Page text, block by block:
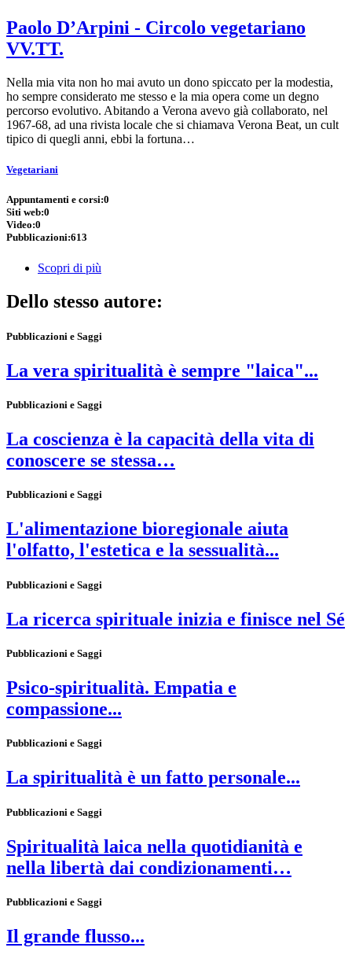
Paolo D’Arpini - Circolo vegetariano
VV.TT.
Nella mia vita non ho mai avuto un dono spiccato per la modestia,
ho sempre considerato me stesso e la mia opera come un degno
percorso evolutivo. Abitando a Verona avevo già collaborato, nel
1967-68, ad una rivista locale che si chiamava Verona Beat, un cult
tipico di quegli anni, ebbi la fortuna…
Vegetariani
Appuntamenti e corsi:0
Siti web:0
Video:0
Pubblicazioni:613
Scopri di più
Dello stesso autore:
Pubblicazioni e Saggi
La vera spiritualità è sempre "laica"...
Pubblicazioni e Saggi
La coscienza è la capacità della vita di
conoscere se stessa…
Pubblicazioni e Saggi
L'alimentazione bioregionale aiuta
l'olfatto, l'estetica e la sessualità...
Pubblicazioni e Saggi
La ricerca spirituale inizia e finisce nel Sé
Pubblicazioni e Saggi
Psico-spiritualità. Empatia e
compassione...
Pubblicazioni e Saggi
La spiritualità è un fatto personale...
Pubblicazioni e Saggi
Spiritualità laica nella quotidianità e
nella libertà dai condizionamenti…
Pubblicazioni e Saggi
Il grande flusso...